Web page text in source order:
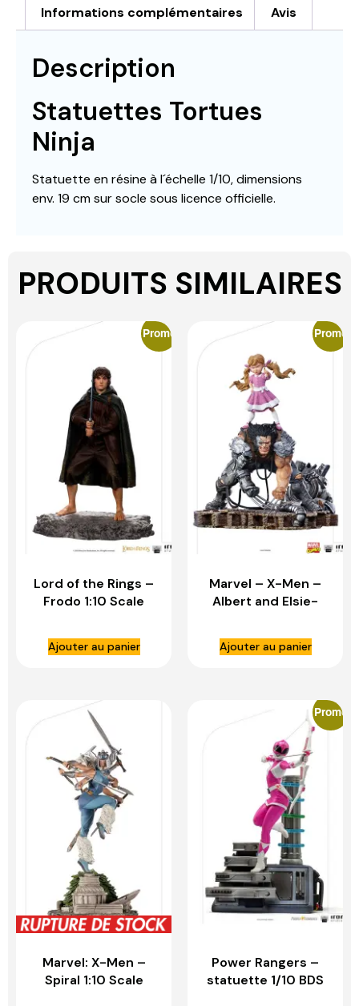
Informations complémentaires Avis
Description
Statuettes Tortues
Ninja
Statuette en résine à l´échelle 1/10, dimensions
env. 19 cm sur socle sous licence officielle.
PRODUITS SIMILAIRES
Promo
Lord of the Rings –
Frodo 1:10 Scale
STUDIOS
Ajouter au panier
Promo
Marvel – X-Men –
Albert and Elsie-
Statue – IRON
STUDIOS
Ajouter au panier
Marvel: X-Men –
Spiral 1:10 Scale
Promo
Power Rangers –
statuette 1/10 BDS